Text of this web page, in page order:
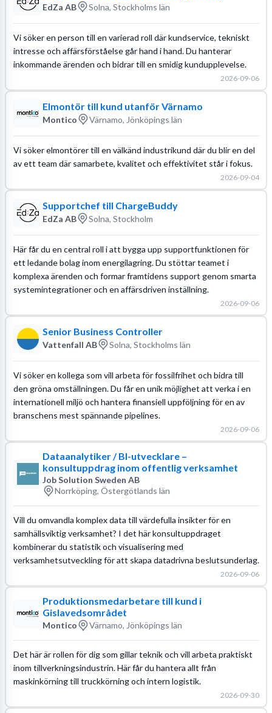
EdZa AB Solna, Stockholms län
Vi söker en person till en varierad roll där kundservice, tekniskt
intresse och affärsförståelse går hand i hand. Du hanterar
inkommande ärenden och bidrar till en smidig kundupplevelse.
2026-09-06
Elmontör till kund utanför Värnamo
Montico Värnamo, Jönköpings län
Vi söker elmontörer till en välkänd industrikund där du blir en del
av ett team där samarbete, kvalitet och effektivitet står i fokus.
2026-09-04
Supportchef till ChargeBuddy
EdZa AB Solna, Stockholm
Här får du en central roll i att bygga upp supportfunktionen för
ett ledande bolag inom energilagring. Du stöttar teamet i
komplexa ärenden och formar framtidens support genom smarta
systemintegrationer och en affärsdriven inställning.
2026-09-06
Senior Business Controller
Vattenfall AB Solna, Stockholms län
Vi söker en kollega som vill arbeta för fossilfrihet och bidra till
den gröna omställningen. Du får en unik möjlighet att verka i en
internationell miljö och hantera finansiell uppföljning för en av
branschens mest spännande pipelines.
2026-09-06
Dataanalytiker / BI-utvecklare –
konsultuppdrag inom offentlig verksamhet
Job Solution Sweden AB
Norrköping, Östergötlands län
Vill du omvandla komplex data till värdefulla insikter för en
samhällsviktig verksamhet? I det här konsultuppdraget
kombinerar du statistik och visualisering med
verksamhetsutveckling för att skapa datadrivna beslutsunderlag.
2026-09-06
Produktionsmedarbetare till kund i
Gislavedsområdet
Montico Värnamo, Jönköpings län
Det här är rollen för dig som gillar teknik och vill arbeta praktiskt
inom tillverkningsindustrin. Här får du hantera allt från
maskinkörning till truckkörning och intern logistik.
2026-09-30